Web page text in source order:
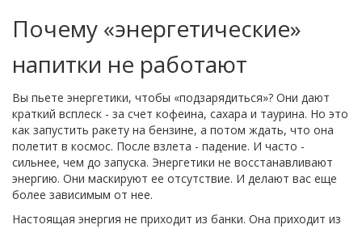
Почему «энергетические»
напитки не работают
Вы пьете энергетики, чтобы «подзарядиться»? Они дают
краткий всплеск - за счет кофеина, сахара и таурина. Но это
как запустить ракету на бензине, а потом ждать, что она
полетит в космос. После взлета - падение. И часто -
сильнее, чем до запуска. Энергетики не восстанавливают
энергию. Они маскируют ее отсутствие. И делают вас еще
более зависимым от нее.
Настоящая энергия не приходит из банки. Она приходит из